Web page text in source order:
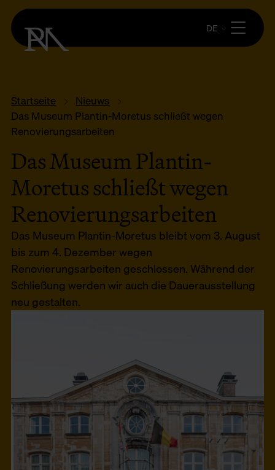
DE
Startseite
Nieuws
Das Museum Plantin-Moretus schließt wegen
Renovierungsarbeiten
Das Museum Plantin-
Moretus schließt wegen
Renovierungsarbeiten
Das Museum Plantin-Moretus bleibt vom 3. August
bis zum 4. Dezember wegen
Renovierungsarbeiten geschlossen. Während der
Schließung werden wir auch die Dauerausstellung
neu gestalten.